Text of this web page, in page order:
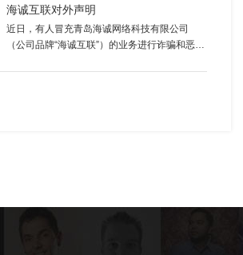
海诚互联对外声明
近日，有人冒充青岛海诚网络科技有限公司
（公司品牌“海诚互联”）的业务进行诈骗和恶意